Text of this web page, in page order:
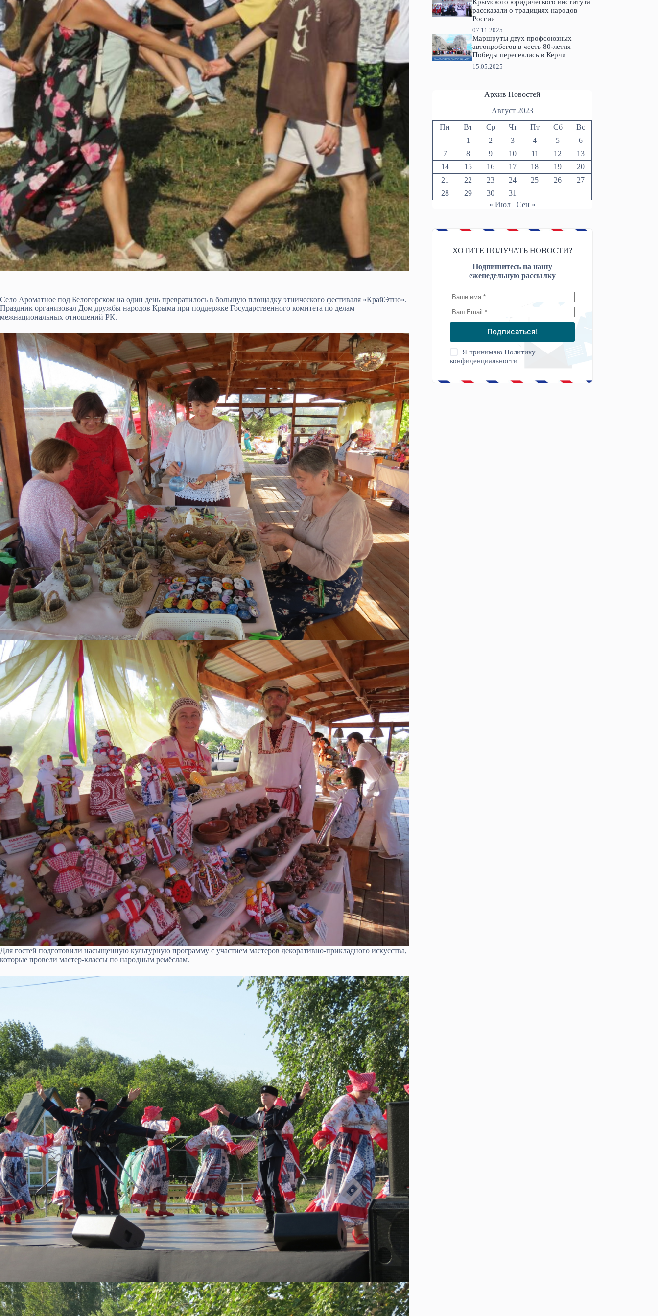
Село Ароматное под Белогорском на один день превратилось в большую площадку этнического фестиваля «КрайЭтно».
Праздник организовал Дом дружбы народов Крыма при поддержке Государственного комитета по делам
межнациональных отношений РК.
Для гостей подготовили насыщенную культурную программу с участием мастеров декоративно-прикладного искусства,
которые провели мастер-классы по народным ремёслам.
Крымского юридического института
рассказали о традициях народов
России
07.11.2025
Маршруты двух профсоюзных
автопробегов в честь 80-летия
Победы пересеклись в Керчи
15.05.2025
Архив Новостей
Август 2023
Пн Вт Ср Чт Пт Сб
Вс
1
2 3 4 5
6
7
8 9 10 11 12
13
14
15 16 17 18 19
20
21
22 23 24 25 26
27
28
29 30
31
« Июл
Сен »
ХОТИТЕ ПОЛУЧАТЬ НОВОСТИ?
Подпишитесь на нашу
еженедельную рассылку
Подписаться!
Я принимаюПолитику
конфиденциальности